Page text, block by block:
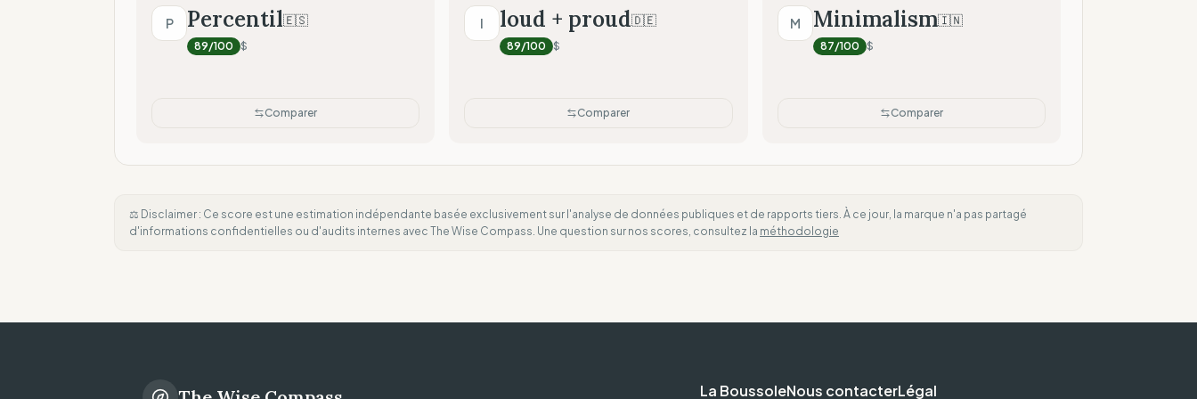
Transparence radicale (Données techniques)
P Percentil🇪🇸
89/100 $
Comparer
l loud + proud🇩🇪
89/100 $
Comparer
M Minimalism🇮🇳
87/100 $
Comparer
⚖️ Disclaimer : Ce score est une estimation indépendante basée exclusivement sur l'analyse de données publiques et de rapports tiers. À ce jour, la marque n'a pas partagé
d'informations confidentielles ou d'audits internes avec The Wise Compass. Une question sur nos scores, consultez la méthodologie
La BoussoleNous contacterLégal